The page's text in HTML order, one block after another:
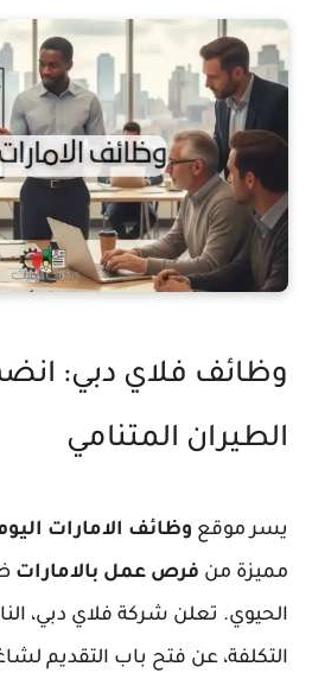
وظائف فلاي دبي:
الطيران المتنامي
يسر موقع وظائف الامارات
مميزة من فرص عمل بالامارات
الحيوي. تعلن شركة فلاي دبي،
التكلفة، عن فتح باب التقديم